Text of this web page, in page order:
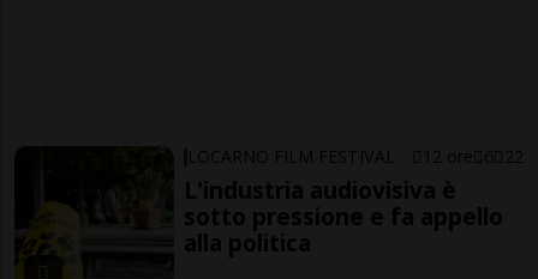
LOCARNO FILM FESTIVAL 12 ore 6 22
L'industria audiovisiva è
sotto pressione e fa appello
alla politica